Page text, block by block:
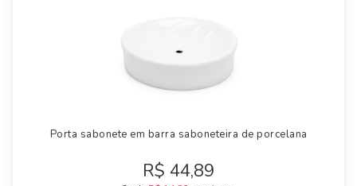
Porta sabonete em barra saboneteira de porcelana
R$ 44,89